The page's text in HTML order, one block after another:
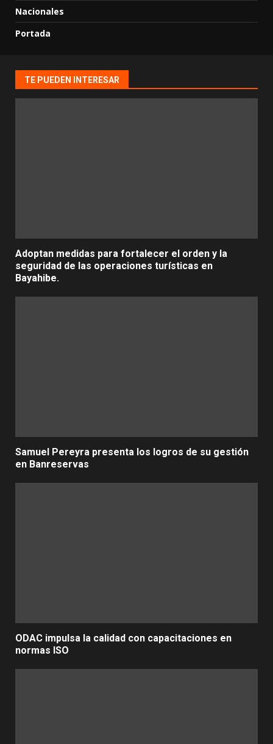
Nacionales
Portada
TE PUEDEN INTERESAR
Adoptan medidas para fortalecer el orden y la
seguridad de las operaciones turísticas en
Bayahibe.
Samuel Pereyra presenta los logros de su gestión
en Banreservas
ODAC impulsa la calidad con capacitaciones en
normas ISO